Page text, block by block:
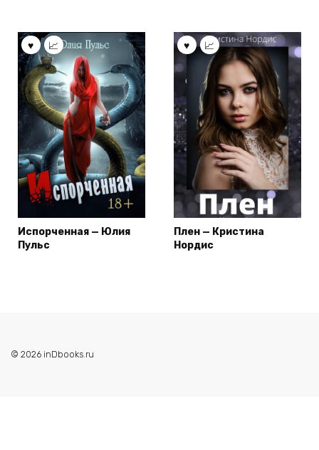
Испорченная — Юлия
Пульс
Плен — Кристина
Нордис
© 2026 inDbooks.ru